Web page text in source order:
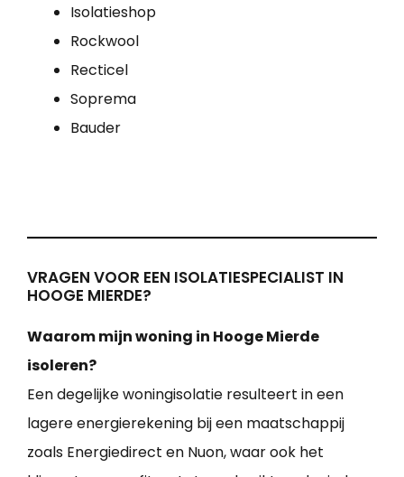
Isolatieshop
Rockwool
Recticel
Soprema
Bauder
VRAGEN VOOR EEN ISOLATIESPECIALIST IN
HOOGE MIERDE?
Waarom mijn woning in Hooge Mierde
isoleren?
Een degelijke woningisolatie resulteert in een
lagere energierekening bij een maatschappij
zoals Energiedirect en Nuon, waar ook het